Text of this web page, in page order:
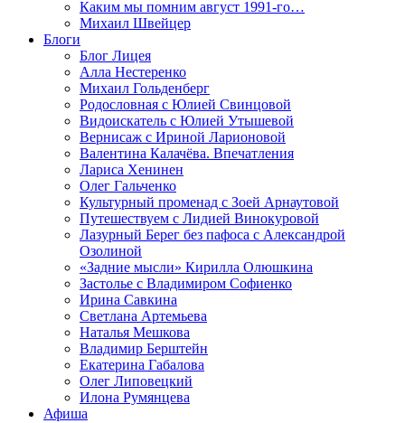
Каким мы помним август 1991-го…
Михаил Швейцер
Блоги
Блог Лицея
Алла Нестеренко
Михаил Гольденберг
Родословная с Юлией Свинцовой
Видоискатель с Юлией Утышевой
Вернисаж с Ириной Ларионовой
Валентина Калачёва. Впечатления
Лариса Хенинен
Олег Гальченко
Культурный променад с Зоей Арнаутовой
Путешествуем с Лидией Винокуровой
Лазурный Берег без пафоса с Александрой
Озолиной
«Задние мысли» Кирилла Олюшкина
Застолье с Владимиром Софиенко
Ирина Савкина
Светлана Артемьева
Наталья Мешкова
Владимир Берштейн
Екатерина Габалова
Олег Липовецкий
Илона Румянцева
Афиша